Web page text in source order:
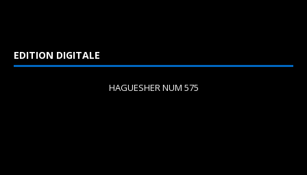
EDITION DIGITALE
HAGUESHER NUM 575